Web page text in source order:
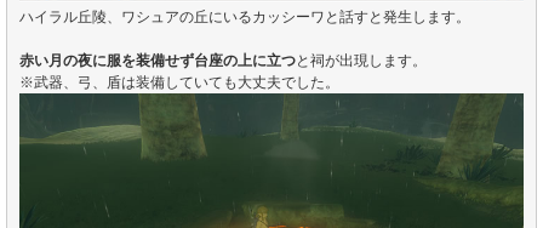
ハイラル丘陵、ワシュアの丘にいるカッシーワと話すと発生します。
赤い月の夜に服を装備せず台座の上に立つと祠が出現します。
※武器、弓、盾は装備していても大丈夫でした。